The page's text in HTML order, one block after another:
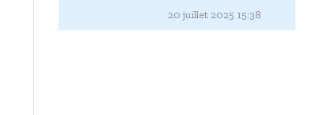
20 juillet 2025 15:38